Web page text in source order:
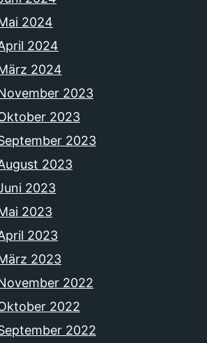
2024
2024
2024
2023
2023
2023
2023
2023
2023
2023
2023
2022
2022
2022